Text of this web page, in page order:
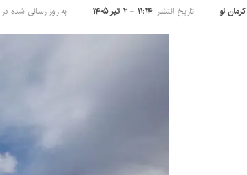
کرمان نو تاریخ انتشار ۱۱:۱۴ - ۲ تیر ۱۴۰۵ به روز رسانی شده در